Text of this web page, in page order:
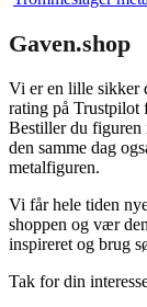
Gaven.shop
Vi er en lille sikker
rating på Trustpilot
Bestiller du figuren
den samme dag
metalfiguren.
Vi får hele tiden
shoppen og vær
inspireret og brug
Tak for din